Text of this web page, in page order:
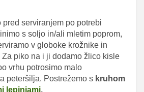
pred serviranjem po potrebi
s soljo in/ali mletim poprom,
v globoke krožnike in
Za piko na i ji dodamo žlico kisle
vrhu potrosimo malo
peteršilja. Postrežemo s kruhom
lepinjami.